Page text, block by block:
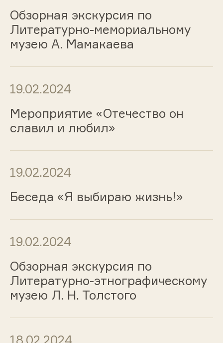
Обзорная экскурсия по
Литературно-мемориальному
музею А. Мамакаева
19.02.2024
Мероприятие «Отечество он
славил и любил»
19.02.2024
Беседа «Я выбираю жизнь!»
19.02.2024
Обзорная экскурсия по
Литературно-этнографическому
музею Л. Н. Толстого
18.02.2024